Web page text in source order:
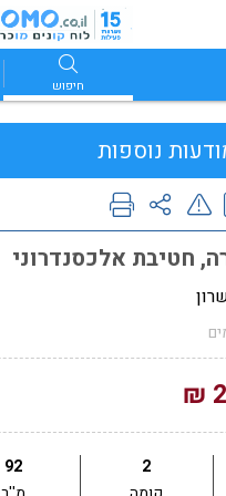
חיפוש
נוספות
חטיבת אלכסנדרוני
2
92